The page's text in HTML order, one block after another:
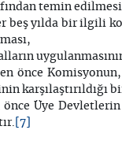
temin
beş yılda bir ilgili
önce
karşılaştırıldığı
önce Üye
[7]